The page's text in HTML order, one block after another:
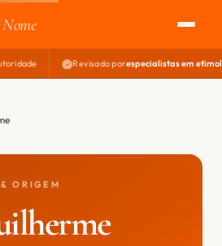
Revisado porespecialistas em
ORIGEM